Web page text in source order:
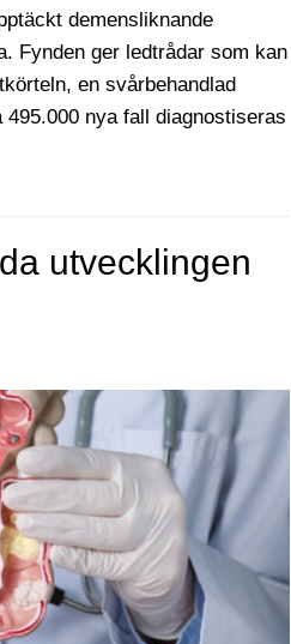
demensliknande
Fynden ger ledtrådar som kan
en svårbehandlad
nya fall diagnostiseras
utvecklingen